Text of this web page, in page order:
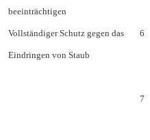
beeinträchtigen
Vollständiger Schutz gegen das
Eindringen von Staub
6
7